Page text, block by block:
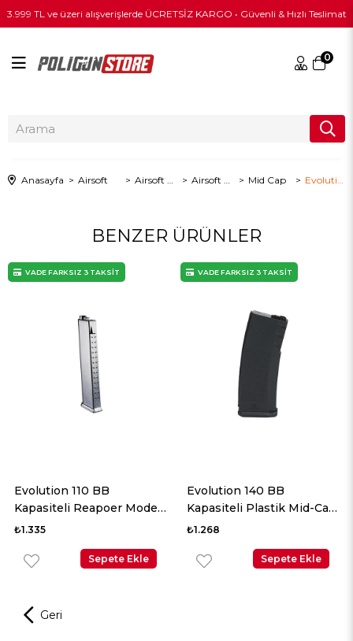
3.999 TL ve üzeri alışverişlerde ÜCRETSİZ KARGO • Güvenli & Hızlı Teslimat
0
Anasayfa Airsoft Mid Cap
BENZER ÜRÜNLER
Evolution 110 BB
Kapasiteli Reapoer Model
Mid-Cap Şarjör
₺1.335
Sepete Ekle
VADE FARKSIZ 3 TAKSİT
Evolution 140 BB
Kapasiteli Plastik Mid-Cap
Şarjör
₺1.268
Sepete Ekle
VADE FARKSIZ 3 TAKSİT